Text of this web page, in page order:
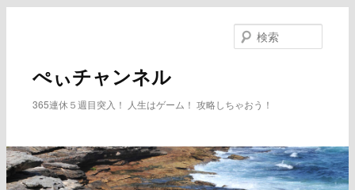
へ
移
動
ぺぃチャンネル
365連休５週目突入！ 人生はゲーム！ 攻略しちゃおう！